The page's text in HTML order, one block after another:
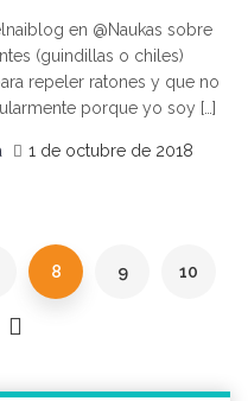
en @Naukas sobre
(guindillas o chiles)
repeler ratones y que no
porque yo soy […]
1 de octubre de 2018
8 9 10